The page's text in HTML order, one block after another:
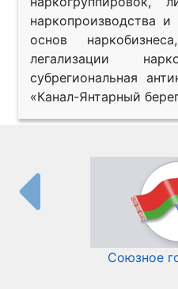
наркопроизводства
основ
легализации
субрегиональная
«Канал-Янтарный
Союзное